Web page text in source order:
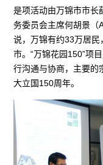
是项活动由万锦市市长
务委员会主席何胡景（
说，万锦有约33万居
市。“万锦花园150”项
行沟通与协商，主要的
大立国150周年。